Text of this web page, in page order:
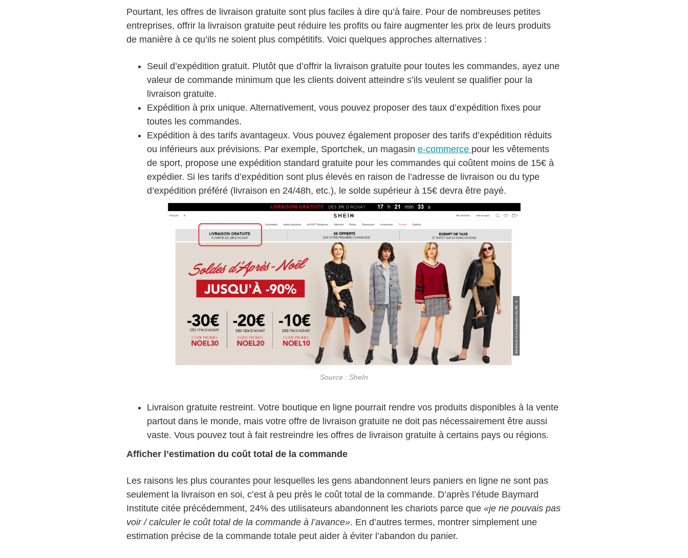
Pourtant, les offres de livraison gratuite sont plus faciles à dire qu’à faire. Pour de nombreuses petites
entreprises, offrir la livraison gratuite peut réduire les profits ou faire augmenter les prix de leurs produits
de manière à ce qu’ils ne soient plus compétitifs. Voici quelques approches alternatives :
Seuil d’expédition gratuit. Plutôt que d’offrir la livraison gratuite pour toutes les commandes, ayez une
valeur de commande minimum que les clients doivent atteindre s’ils veulent se qualifier pour la
livraison gratuite.
Expédition à prix unique. Alternativement, vous pouvez proposer des taux d’expédition fixes pour
toutes les commandes.
Expédition à des tarifs avantageux. Vous pouvez également proposer des tarifs d’expédition réduits
ou inférieurs aux prévisions. Par exemple, Sportchek, un magasin e-commerce pour les vêtements
de sport, propose une expédition standard gratuite pour les commandes qui coûtent moins de 15€ à
expédier. Si les tarifs d’expédition sont plus élevés en raison de l’adresse de livraison ou du type
d’expédition préféré (livraison en 24/48h, etc.), le solde supérieur à 15€ devra être payé.
Source : SheIn
Livraison gratuite restreint. Votre boutique en ligne pourrait rendre vos produits disponibles à la vente
partout dans le monde, mais votre offre de livraison gratuite ne doit pas nécessairement être aussi
vaste. Vous pouvez tout à fait restreindre les offres de livraison gratuite à certains pays ou régions.
Afficher l’estimation du coût total de la commande
Les raisons les plus courantes pour lesquelles les gens abandonnent leurs paniers en ligne ne sont pas
seulement la livraison en soi, c’est à peu près le coût total de la commande. D’après l’étude Baymard
Institute citée précédemment, 24% des utilisateurs abandonnent les chariots parce que «je ne pouvais pas
voir / calculer le coût total de la commande à l’avance». En d’autres termes, montrer simplement une
estimation précise de la commande totale peut aider à éviter l’abandon du panier.